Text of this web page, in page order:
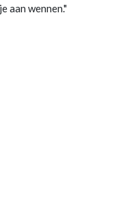
aan wennen."